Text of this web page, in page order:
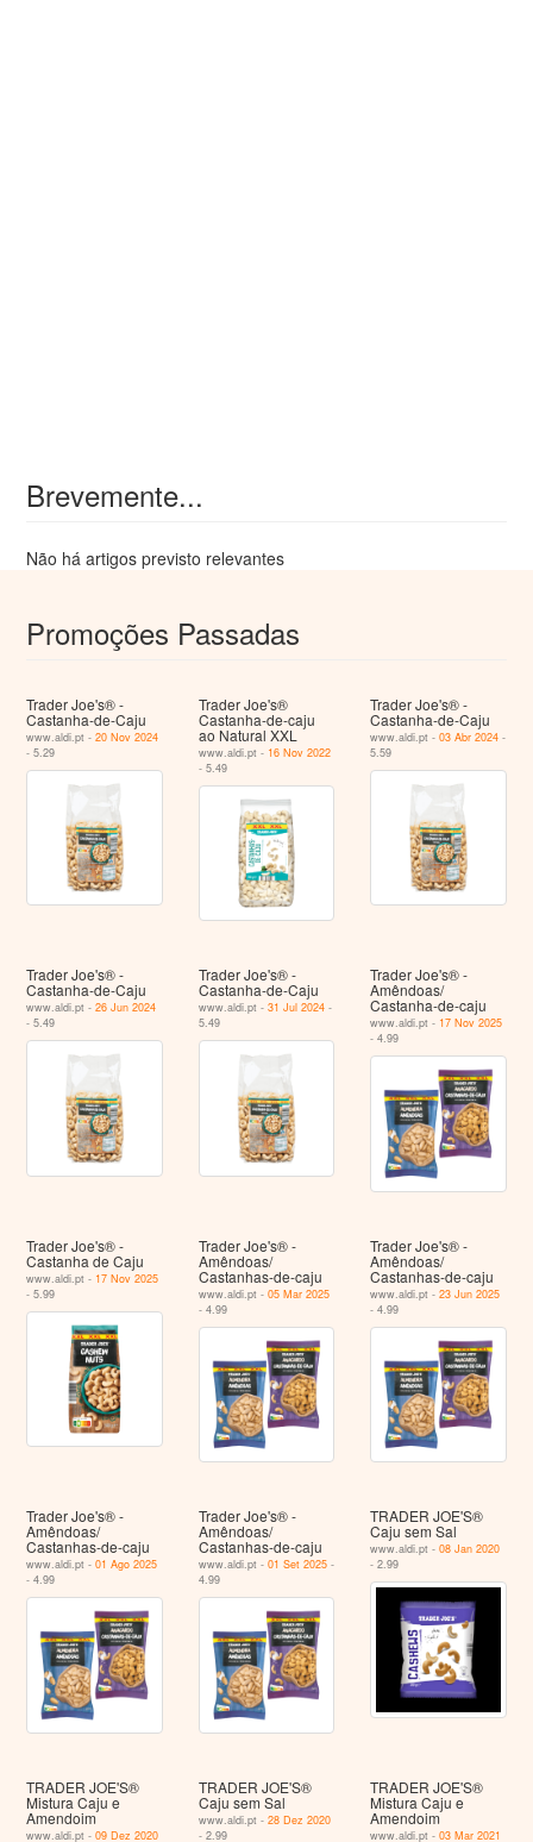
Brevemente...
Não há artigos previsto relevantes
Promoções Passadas
Trader Joe's® -
Castanha-de-Caju
www.aldi.pt -20 Nov 2024
- 5.29
Trader Joe's®
Castanha-de-caju
ao Natural XXL
www.aldi.pt - 16 Nov 2022
- 5.49
Trader Joe's® -
Castanha-de-Caju
www.aldi.pt -03 Abr 2024 -
5.59
Trader Joe's® -
Castanha-de-Caju
www.aldi.pt -26 Jun 2024
- 5.49
Trader Joe's® -
Castanha-de-Caju
www.aldi.pt - 31 Jul 2024-
5.49
Trader Joe's® -
Amêndoas/
Castanha-de-caju
www.aldi.pt - 17 Nov 2025
- 4.99
Trader Joe's® -
Castanha de Caju
www.aldi.pt - 17 Nov 2025
- 5.99
Trader Joe's® -
Amêndoas/
Castanhas-de-caju
www.aldi.pt - 05 Mar 2025
- 4.99
Trader Joe's® -
Amêndoas/
Castanhas-de-caju
www.aldi.pt -23 Jun 2025
- 4.99
Trader Joe's® -
Amêndoas/
Castanhas-de-caju
www.aldi.pt -01 Ago 2025
- 4.99
Trader Joe's® -
Amêndoas/
Castanhas-de-caju
www.aldi.pt - 01 Set 2025-
4.99
TRADER JOE'S®
Caju sem Sal
www.aldi.pt -08 Jan 2020
- 2.99
TRADER JOE'S®
Mistura Caju e
Amendoim
www.aldi.pt -09 Dez 2020
TRADER JOE'S®
Caju sem Sal
www.aldi.pt - 28 Dez 2020
- 2.99
TRADER JOE'S®
Mistura Caju e
Amendoim
www.aldi.pt -03 Mar 2021